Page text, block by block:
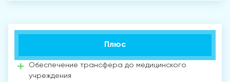
Плюс
Обеспечение трансфера до медицинского
учреждения